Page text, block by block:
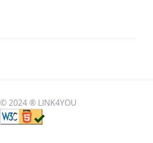
© 2024 ® LINK4YOU